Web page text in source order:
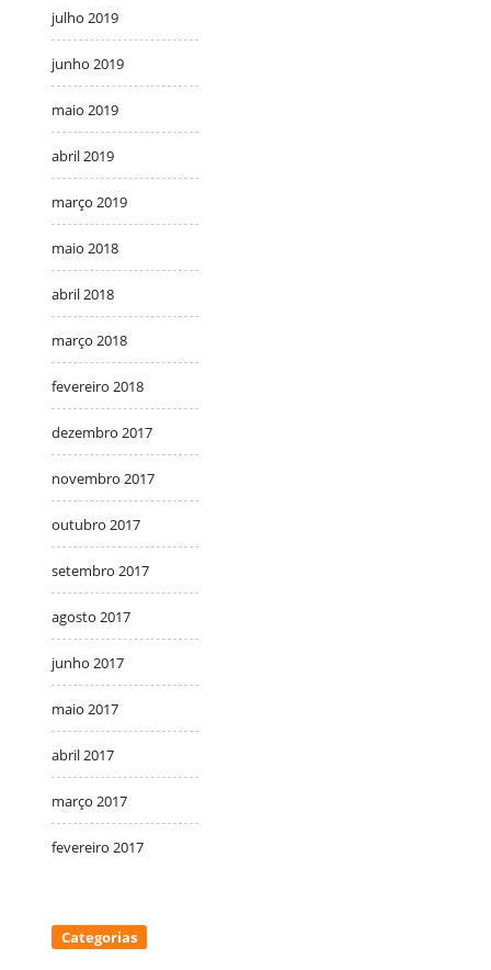
julho 2019
junho 2019
maio 2019
abril 2019
março 2019
maio 2018
abril 2018
março 2018
fevereiro 2018
dezembro 2017
novembro 2017
outubro 2017
setembro 2017
agosto 2017
junho 2017
maio 2017
abril 2017
março 2017
fevereiro 2017
Categorias